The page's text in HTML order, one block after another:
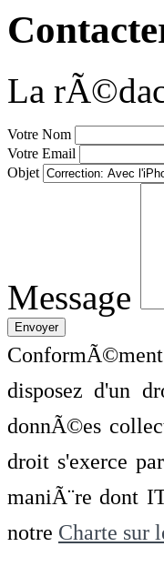
La
Votre Nom
Votre Email
Objet
Message
disposez d'un
donnÃ©es
droit s'exerce
maniÃ¨re dont
notre Charte sur